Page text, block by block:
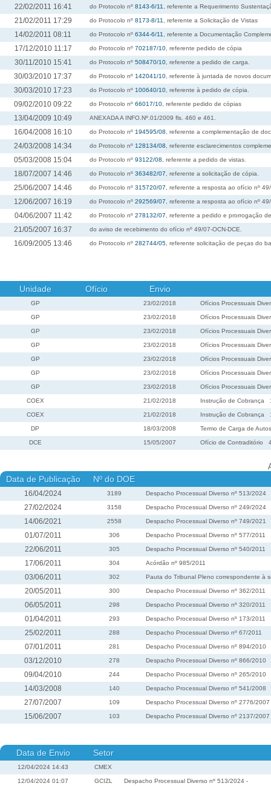
22/02/2011 16:41 do Protocolo nº 8143-6/11 , referente a Requerimento
21/02/2011 17:29 do Protocolo nº 8173-8/11 , referente a Solicitação de Vistas
14/02/2011 08:11 do Protocolo nº 6344-6/11 , referente a Documentação
17/12/2010 11:17 do Protocolo nº 702187/10 , referente pedido de cópia
30/11/2010 15:41 do Protocolo nº 508470/10 , referente a pedido de carga.
30/03/2010 17:37 do Protocolo nº 142041/10 , referente à juntada de novos
30/03/2010 17:23 do Protocolo nº 100640/10 , referente à pedido de cópia.
09/02/2010 09:22 do Protocolo nº 66017/10 , referente pedido de cópias
13/04/2009 10:49 ANEXADA A INFO.Nº.01/2009 fls. 460 e 461.
16/04/2008 16:10 do Protocolo nº 194595/08 , referente a complementação de
24/03/2008 14:34 do Protocolo nº 128134/08 , referente esclarecimentos
05/03/2008 15:04 do Protocolo nº 93122/08 , referente a pedido de vistas.
18/07/2007 14:46 do Protocolo nº 363482/07 , referente a solicitação de cópia.
25/06/2007 14:46 do Protocolo nº 315720/07 , referente a resposta ao ofício nº
12/06/2007 16:19 do Protocolo nº 292569/07 , referente a resposta ao ofício nº
04/06/2007 11:42 do Protocolo nº 278132/07 , referente a pedido e prorrogação
21/05/2007 16:37 do aviso de recebimento do ofício nº 49/07-OCN-DCE.
16/09/2005 13:46 do Protocolo nº 282744/05 , referente solicitação de peças do
Unidade Ofício Envio
GP 23/02/2018 Ofícios Processuais
GP 23/02/2018 Ofícios Processuais
GP 23/02/2018 Ofícios Processuais
GP 23/02/2018 Ofícios Processuais
GP 23/02/2018 Ofícios Processuais
GP 23/02/2018 Ofícios Processuais
GP 23/02/2018 Ofícios Processuais
COEX 21/02/2018 Instrução de Cobrança
COEX 21/02/2018 Instrução de Cobrança
DP 18/03/2008 Termo de Carga de
DCE 15/05/2007 Ofício de Contraditório
Data de Publicação Nº do DOE
16/04/2024 3189 Despacho Processual Diverso nº 513/2024
27/02/2024 3158 Despacho Processual Diverso nº 249/2024
14/06/2021 2558 Despacho Processual Diverso nº 749/2021
01/07/2011 306 Despacho Processual Diverso nº 577/2011
22/06/2011 305 Despacho Processual Diverso nº 540/2011
17/06/2011 304 Acórdão nº 985/2011
03/06/2011 302 Pauta do Tribunal Pleno correspondente à
20/05/2011 300 Despacho Processual Diverso nº 362/2011
06/05/2011 298 Despacho Processual Diverso nº 320/2011
01/04/2011 293 Despacho Processual Diverso nº 173/2011
25/02/2011 288 Despacho Processual Diverso nº 67/2011
07/01/2011 281 Despacho Processual Diverso nº 894/2010
03/12/2010 278 Despacho Processual Diverso nº 866/2010
09/04/2010 244 Despacho Processual Diverso nº 265/2010
14/03/2008 140 Despacho Processual Diverso nº 541/2008
27/07/2007 109 Despacho Processual Diverso nº 2776/2007
15/06/2007 103 Despacho Processual Diverso nº 2137/2007
Data de Envio Setor
12/04/2024 14:43 CMEX
12/04/2024 01:07 GCIZL Despacho Processual Diverso nº 513/2024 -